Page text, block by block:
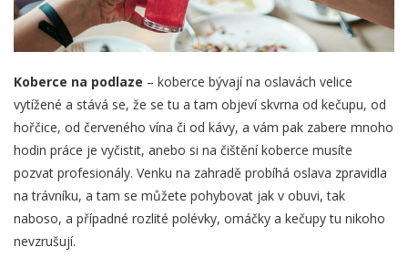
Koberce na podlaze – koberce bývají na oslavách velice
vytížené a stává se, že se tu a tam objeví skvrna od kečupu, od
hořčice, od červeného vína či od kávy, a vám pak zabere mnoho
hodin práce je vyčistit, anebo si na čištění koberce musíte
pozvat profesionály. Venku na zahradě probíhá oslava zpravidla
na trávníku, a tam se můžete pohybovat jak v obuvi, tak
naboso, a případné rozlité polévky, omáčky a kečupy tu nikoho
nevzrušují.